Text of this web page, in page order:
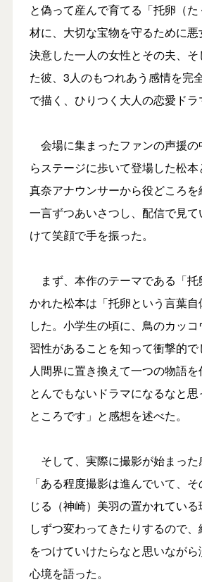
と偽って産んで育てる「托卵（
材に、大切な宝物を守るために
決意した一人の女性とその夫、
た彼、3人のもつれあう感情を完
で描く、ひりつく大人の恋愛ドラ
会場に集まったファンの声援の
らステージに歩いて登場した松
真奈アナウンサーから役どころを
一言ずつあいさつし、配信で見
けて笑顔で手を振った。
まず、本作のテーマである「托
かれた松本は「托卵という言葉自
した。小学生の頃に、鳥のカッコ
習性があることを知って衝撃的
人間界に置き換えて一つの物語を
とんでもないドラマになるなと
ところです」と感想を述べた。
そして、実際に撮影が始まった
「ある程度撮影は進んでいて、
じる（神崎）美羽の置かれてい
しずつ変わってきたりするので
をつけていけたらなと思いながら
心境を語った。